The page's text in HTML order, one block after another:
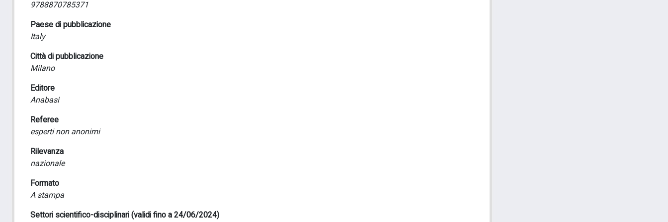
9788870785371
Paese di pubblicazione
Italy
Città di pubblicazione
Milano
Editore
Anabasi
Referee
esperti non anonimi
Rilevanza
nazionale
Formato
A stampa
Settori scientifico-disciplinari (validi fino a 24/06/2024)